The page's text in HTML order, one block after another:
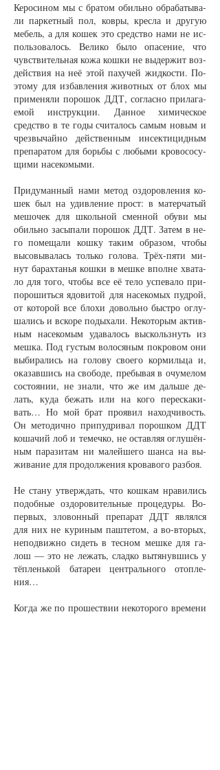
Ке­ро­си­ном мы с бра­том обиль­но об­ра­ба­ты­ва­
ли пар­кет­ный пол, ков­ры, крес­ла и дру­гую
ме­бель, а для ко­шек это средст­во на­ми не ис­
поль­зо­ва­лось. Ве­ли­ко бы­ло опа­се­ние, что
чувст­ви­тель­ная ко­жа кош­ки не вы­дер­жит воз­
дейст­вия на неё этой па­ху­чей жид­кос­ти. По­
это­му для из­бав­ле­ния жи­вот­ных от блох мы
при­ме­ня­ли по­ро­шок ДДТ, со­глас­но при­ла­га­
е­мой ин­струк­ции. Дан­ное хи­ми­чес­кое
средст­во в те го­ды счи­та­лось са­мым но­вым и
чрез­вы­чай­но дейст­вен­ным ин­сек­ти­цид­ным
пре­па­ра­том для борь­бы с лю­бы­ми кро­во­со­су­
щи­ми на­се­ко­мы­ми.
При­ду­ман­ный на­ми ме­тод оз­до­ров­ле­ния ко­
шек был на удив­ле­ние прост: в ма­тер­ча­тый
ме­шо­чек для школь­ной смен­ной обу­ви мы
обиль­но за­сы­па­ли по­ро­шок ДДТ. За­тем в не­
го по­ме­ща­ли кош­ку та­ким об­ра­зом, что­бы
вы­со­вы­ва­лась толь­ко го­ло­ва. Трёх-пя­ти ми­
нут ба­рах­танья кош­ки в меш­ке впол­не хва­та­
ло для то­го, что­бы все её те­ло успе­ва­ло при­
по­ро­шить­ся ядо­ви­той для на­се­ко­мых пуд­рой,
от ко­то­рой все бло­хи до­воль­но быст­ро ог­лу­
ша­лись и вско­ре по­ды­ха­ли. Не­ко­то­рым ак­тив­
ным на­се­ко­мым уда­ва­лось вы­скольз­нуть из
меш­ка. Под гу­с­тым во­ло­ся­ным по­кро­вом они
вы­би­ра­лись на го­ло­ву сво­е­го кор­миль­ца и,
ока­зав­шись на сво­бо­де, пре­бы­вая в очу­ме­лом
со­сто­я­нии, не зна­ли, что же им даль­ше де­
лать, ку­да бе­жать или на ко­го пе­ре­ска­ки­
вать… Но мой брат про­явил на­ход­чи­вость.
Он ме­то­дич­но при­пуд­ри­вал по­рош­ком ДДТ
ко­ша­чий лоб и те­меч­ко, не остав­ляя ог­лу­шён­
ным па­ра­зи­там ни ма­лей­ше­го шан­са на вы­
жи­ва­ние для про­дол­же­ния кро­ва­во­го раз­боя.
Не ста­ну утверж­дать, что кош­кам нра­ви­лись
по­доб­ные оз­до­ро­ви­тель­ные про­це­ду­ры. Во-
пер­вых, зло­вон­ный пре­па­рат ДДТ яв­лял­ся
для них не ку­ри­ным паш­те­том, а во-вто­рых,
не­по­движ­но си­деть в тес­ном меш­ке для га­
лош — это не ле­жать, слад­ко вы­тя­нув­шись у
тёп­лень­кой ба­та­реи цент­раль­но­го отоп­ле­
ния…
Ког­да же по про­шест­вии не­ко­то­ро­го вре­ме­ни